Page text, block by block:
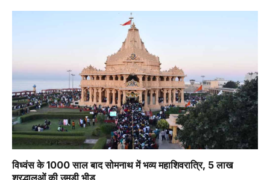
विध्वंस के 1000 साल बाद सोमनाथ में भव्य महाशिवरात्रि, 5 लाख
श्रद्धालुओं की उमड़ी भीड़